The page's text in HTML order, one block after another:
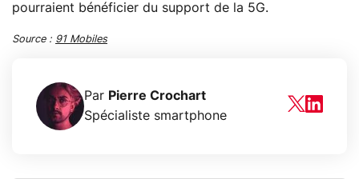
pourraient bénéficier du support de la 5G.
Source : 91 Mobiles
Par Pierre Crochart
Spécialiste smartphone